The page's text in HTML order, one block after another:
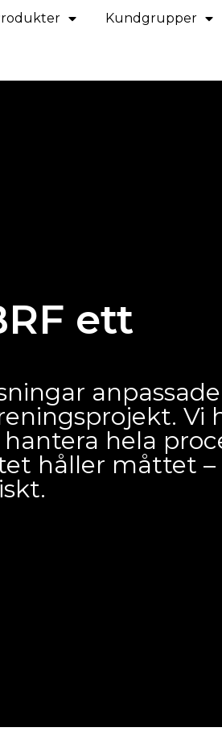
Kundgrupper
ett
Vi
hela
håller måttet –